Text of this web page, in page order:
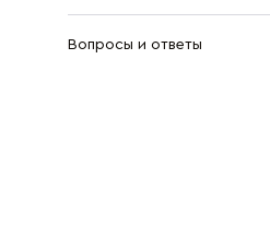
Вопросы и ответы